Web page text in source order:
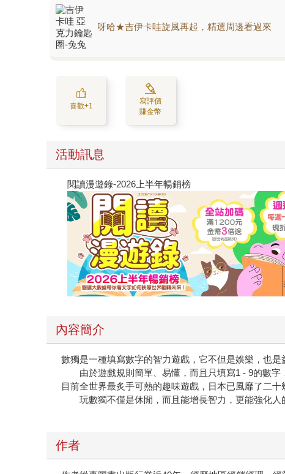
呀哈★吉伊卡哇旋風再起，精選周邊看過來
喜歡+1
寫評價
賺金幣
活動訊息
閱讀漫遊錄-2026上半年暢銷榜
內容簡介
數獨是一種填寫數字的智力遊戲，它不但是娛樂，也是
由於遊戲規則簡單、易懂，而且只填寫1 - 9的數字
目前全世界最炙手可熱的趣味遊戲，日本已風靡了二十
玩數獨不僅是休閒，而且能增長智力，更能強化人
作者